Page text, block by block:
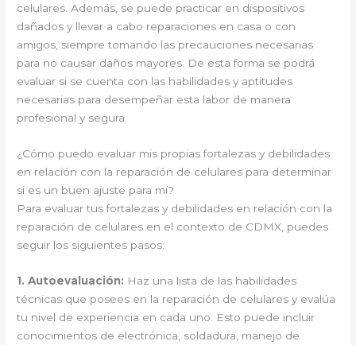
celulares. Además, se puede practicar en dispositivos
dañados y llevar a cabo reparaciones en casa o con
amigos, siempre tomando las precauciones necesarias
para no causar daños mayores. De esta forma se podrá
evaluar si se cuenta con las habilidades y aptitudes
necesarias para desempeñar esta labor de manera
profesional y segura.
¿Cómo puedo evaluar mis propias fortalezas y debilidades
en relación con la reparación de celulares para determinar
si es un buen ajuste para mí?
Para evaluar tus fortalezas y debilidades en relación con la
reparación de celulares en el contexto de CDMX, puedes
seguir los siguientes pasos:
1. Autoevaluación: Haz una lista de las habilidades
técnicas que posees en la reparación de celulares y evalúa
tu nivel de experiencia en cada uno. Esto puede incluir
conocimientos de electrónica, soldadura, manejo de